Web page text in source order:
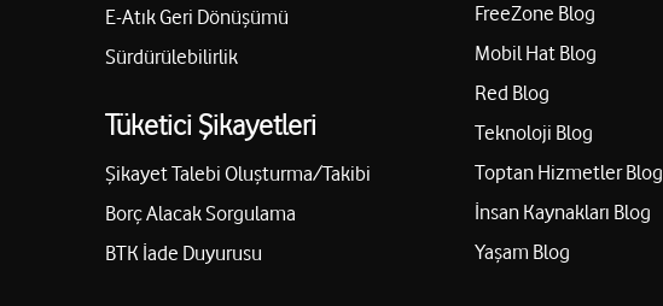
E-Atık Geri Dönüşümü
Sürdürülebilirlik
Tüketici Şikayetleri
Şikayet Talebi Oluşturma/Takibi
Borç Alacak Sorgulama
BTK İade Duyurusu
FreeZone Blog
Mobil Hat Blog
Red Blog
Teknoloji Blog
Toptan Hizmetler Blog
İnsan Kaynakları Blog
Yaşam Blog